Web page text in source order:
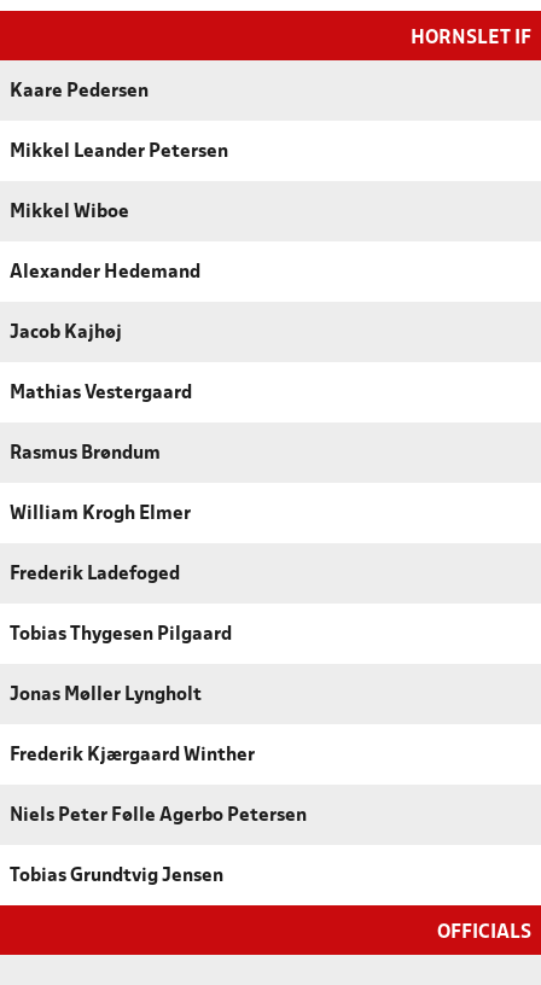
HORNSLET IF
Kaare Pedersen
Mikkel Leander Petersen
Mikkel Wiboe
Alexander Hedemand
Jacob Kajhøj
Mathias Vestergaard
Rasmus Brøndum
William Krogh Elmer
Frederik Ladefoged
Tobias Thygesen Pilgaard
Jonas Møller Lyngholt
Frederik Kjærgaard Winther
Niels Peter Følle Agerbo Petersen
Tobias Grundtvig Jensen
OFFICIALS